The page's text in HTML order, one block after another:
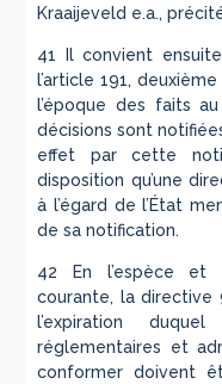
Kraaijeveld e.a.,
41 Il convient
l’article 191,
l’époque des faits
décisions sont
effet par cette
disposition qu’une
à l’égard de l’État
de sa notification.
42 En l’espèce et
courante, la directive
l’expiration
réglementaires et
conformer doivent